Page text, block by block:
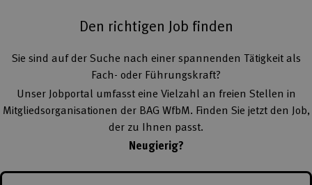
Den richtigen Job finden
Sie sind auf der Suche nach einer spannenden Tätigkeit als
Fach- oder Führungskraft?
Unser Jobportal umfasst eine Vielzahl an freien Stellen in
Mitgliedsorganisationen der BAG WfbM. Finden Sie jetzt den Job,
der zu Ihnen passt.
Neugierig?